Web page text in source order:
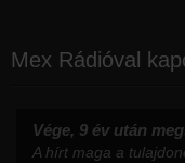
Mex Rádióval
Vége, 9 év után
A hírt maga a